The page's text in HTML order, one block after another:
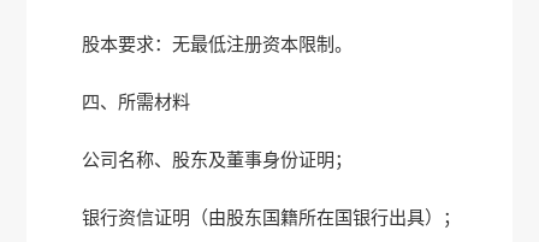
‌股本要求‌：无最低注册资本限制‌。
四、所需材料
公司名称、股东及董事身份证明；
银行资信证明（由股东国籍所在国银行出具）；